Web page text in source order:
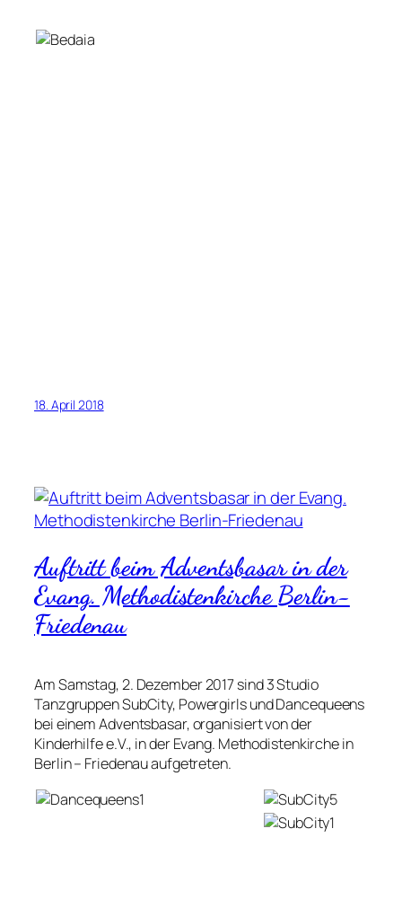
18. April 2018
Auftritt beim Adventsbasar in der
Evang. Methodistenkirche Berlin-
Friedenau
Am Samstag, 2. Dezember 2017 sind 3 Studio
Tanzgruppen SubCity, Powergirls und Dancequeens
bei einem Adventsbasar, organisiert von der
Kinderhilfe e.V., in der Evang. Methodistenkirche in
Berlin – Friedenau aufgetreten.